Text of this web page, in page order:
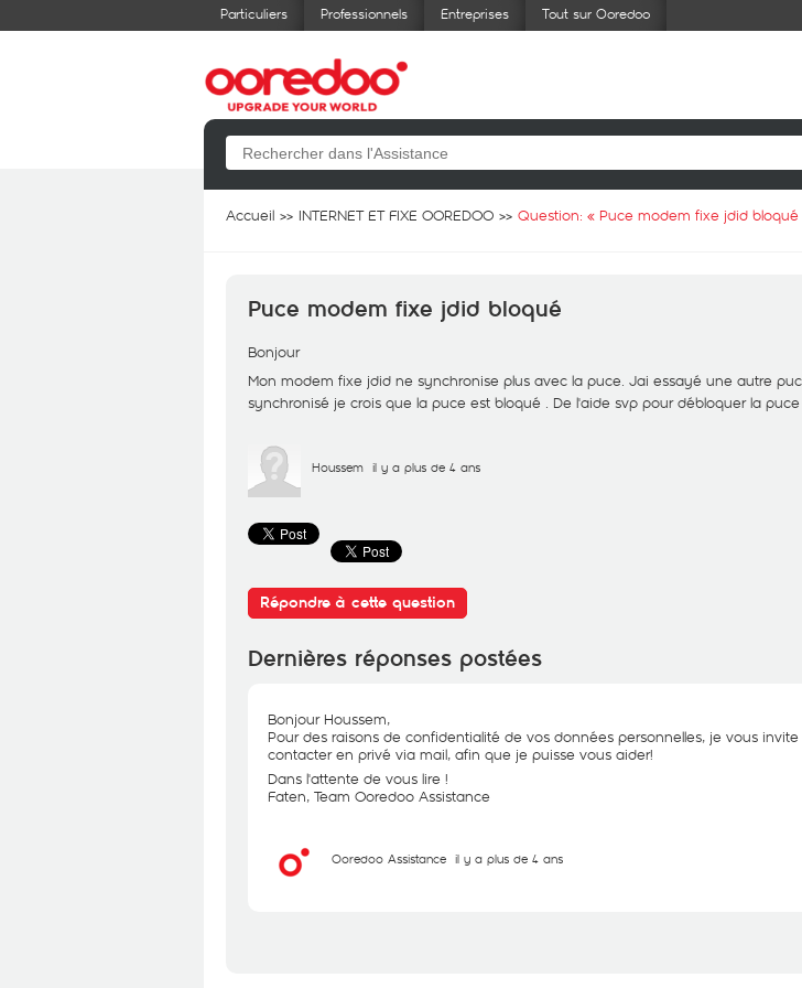
Particuliers Professionnels Entreprises Tout sur Ooredoo
Accueil INTERNET ET FIXE OOREDOO Question: « Puce modem fixe jdid bloqué
Puce modem fixe jdid bloqué
Bonjour
Mon modem fixe jdid ne synchronise plus avec la puce. Jai essayé une autre
synchronisé je crois que la puce est bloqué . De l'aide svp pour débloquer la puce
Houssem il y a plus de 4 ans
Répondre à cette question
Dernières réponses postées
Bonjour Houssem,
Pour des raisons de confidentialité de vos données personnelles, je vous
contacter en privé via mail, afin que je puisse vous aider!
Dans l'attente de vous lire !
Faten, Team Ooredoo Assistance
Ooredoo Assistance il y a plus de 4 ans